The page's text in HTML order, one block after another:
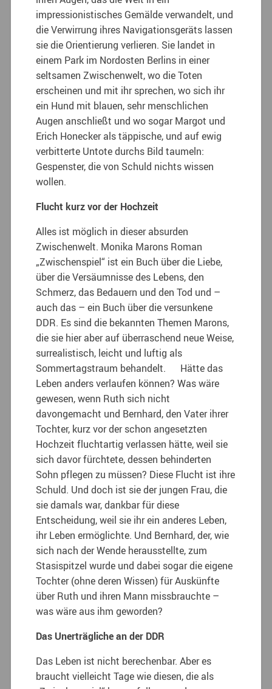
impressionistisches Gemälde verwandelt, und
die Verwirrung ihres Navigationsgeräts lassen
sie die Orientierung verlieren. Sie landet in
einem Park im Nordosten Berlins in einer
seltsamen Zwischenwelt, wo die Toten
erscheinen und mit ihr sprechen, wo sich ihr
ein Hund mit blauen, sehr menschlichen
Augen anschließt und wo sogar Margot und
Erich Honecker als täppische, und auf ewig
verbitterte Untote durchs Bild taumeln:
Gespenster, die von Schuld nichts wissen
wollen.
Flucht kurz vor der Hochzeit
Alles ist möglich in dieser absurden
Zwischenwelt. Monika Marons Roman
„Zwischenspiel“ ist ein Buch über die Liebe,
über die Versäumnisse des Lebens, den
Schmerz, das Bedauern und den Tod und –
auch das – ein Buch über die versunkene
DDR. Es sind die bekannten Themen Marons,
die sie hier aber auf überraschend neue Weise,
surrealistisch, leicht und luftig als
Sommertagstraum behandelt. Hätte das
Leben anders verlaufen können? Was wäre
gewesen, wenn Ruth sich nicht
davongemacht und Bernhard, den Vater ihrer
Tochter, kurz vor der schon angesetzten
Hochzeit fluchtartig verlassen hätte, weil sie
sich davor fürchtete, dessen behinderten
Sohn pflegen zu müssen? Diese Flucht ist ihre
Schuld. Und doch ist sie der jungen Frau, die
sie damals war, dankbar für diese
Entscheidung, weil sie ihr ein anderes Leben,
ihr Leben ermöglichte. Und Bernhard, der, wie
sich nach der Wende herausstellte, zum
Stasispitzel wurde und dabei sogar die eigene
Tochter (ohne deren Wissen) für Auskünfte
über Ruth und ihren Mann missbrauchte –
was wäre aus ihm geworden?
Das Unerträgliche an der DDR
Das Leben ist nicht berechenbar. Aber es
braucht vielleicht Tage wie diesen, die als